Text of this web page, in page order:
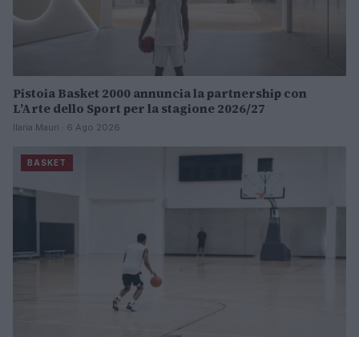
Pistoia Basket 2000 annuncia la partnership con
L’Arte dello Sport per la stagione 2026/27
Ilaria Mauri · 6 Ago 2026
BASKET